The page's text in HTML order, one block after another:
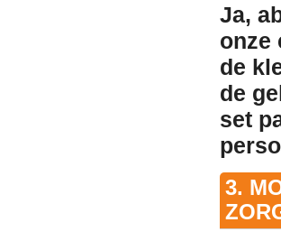
Ja,
onze
de
de
set
3.